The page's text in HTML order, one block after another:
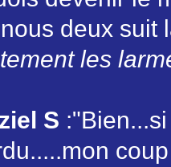
deux suit
les
S